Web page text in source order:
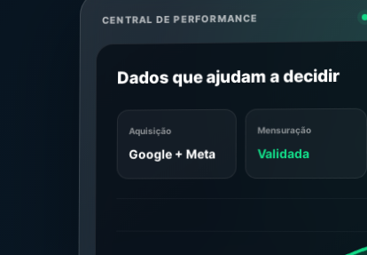
CENTRAL DE PERFORMANCE
Dados que ajudam a decidir
Aquisição
Google + Meta
Mensuração
Validada